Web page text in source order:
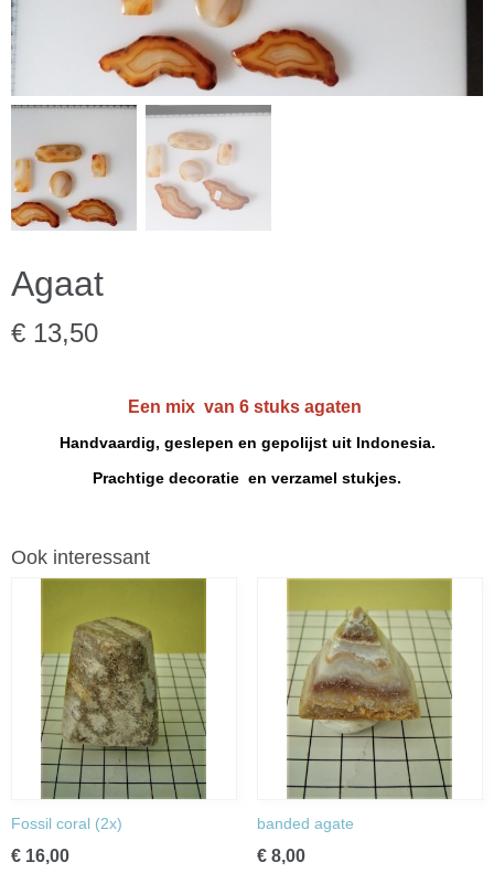
Agaat
€ 13,50
Een mix van 6 stuks agaten
Handvaardig, geslepen en gepolijst uit Indonesia.
Prachtige decoratie en verzamel stukjes.
Ook interessant
Fossil coral (2x)
€ 16,00
banded agate
€ 8,00